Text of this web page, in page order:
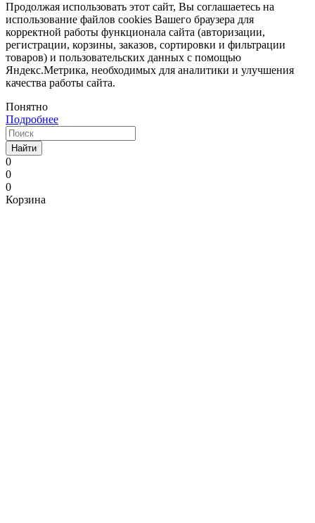
Продолжая использовать этот сайт, Вы соглашаетесь на
использование файлов cookies Вашего браузера для
корректной работы функционала сайта (авторизации,
регистрации, корзины, заказов, сортировки и фильтрации
товаров) и пользовательских данных с помощью
Яндекс.Метрика, необходимых для аналитики и улучшения
качества работы сайта.
Понятно
Подробнее
Найти
0
0
0
Корзина